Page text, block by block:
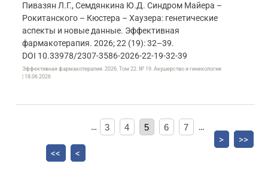
Пивазян Л.Г., Семдянкина Ю.Д. Синдром Майера –
Рокитанского – Кюстера – Хаузера: генетические
аспекты и новые данные. Эффективная
фармакотерапия. 2026; 22 (19): 32–39.
DOI 10.33978/2307-3586-2026-22-19-32-39
Эффективная фармакотерапия. 2026. Том 22. № 19. Акушерство и гинекология
| 18.06.2026
<< <
… 3 4 5 6 7
…
>
>>